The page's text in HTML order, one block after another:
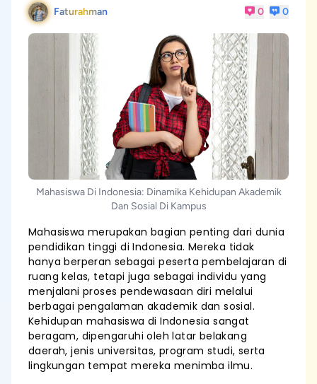
Faturahman 0 0
Mahasiswa Di Indonesia: Dinamika Kehidupan Akademik
Dan Sosial Di Kampus
Mahasiswa merupakan bagian penting dari dunia
pendidikan tinggi di Indonesia. Mereka tidak
hanya berperan sebagai peserta pembelajaran di
ruang kelas, tetapi juga sebagai individu yang
menjalani proses pendewasaan diri melalui
berbagai pengalaman akademik dan sosial.
Kehidupan mahasiswa di Indonesia sangat
beragam, dipengaruhi oleh latar belakang
daerah, jenis universitas, program studi, serta
lingkungan tempat mereka menimba ilmu.